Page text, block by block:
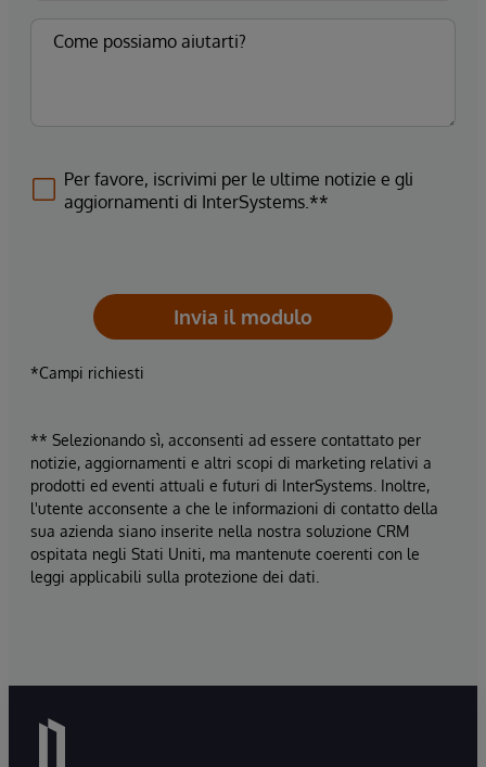
Per favore, iscrivimi per le ultime notizie e gli
aggiornamenti di InterSystems.**
Invia il modulo
*Campi richiesti
** Selezionando sì, acconsenti ad essere contattato per
notizie, aggiornamenti e altri scopi di marketing relativi a
prodotti ed eventi attuali e futuri di InterSystems. Inoltre,
l'utente acconsente a che le informazioni di contatto della
sua azienda siano inserite nella nostra soluzione CRM
ospitata negli Stati Uniti, ma mantenute coerenti con le
leggi applicabili sulla protezione dei dati.